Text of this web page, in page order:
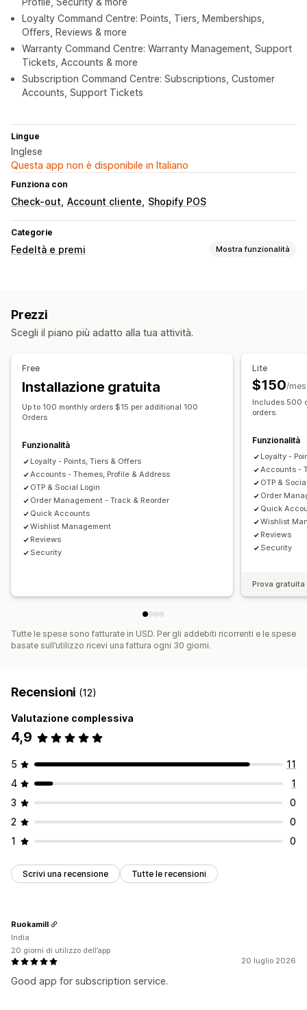
Loyalty Command Centre: Points, Tiers, Memberships,
Offers, Reviews & more
Warranty Command Centre: Warranty Management, Support
Tickets, Accounts & more
Subscription Command Centre: Subscriptions, Customer
Accounts, Support Tickets
Lingue
Inglese
Questa app non è disponibile in Italiano
Funziona con
Check-out Account cliente Shopify POS
Categorie
Fedeltà e premi Mostra funzionalità
Abbonamenti
Prodotti gratuiti
Accesso in esclusiva
Prezzi
Scegli il piano più adatto alla tua attività.
Free
Installazione gratuita
Up to 100 monthly orders $15 per additional 100
Orders
Funzionalità
Loyalty - Points, Tiers & Offers
Accounts - Themes, Profile & Address
OTP & Social Login
Order Management - Track & Reorder
Quick Accounts
Wishlist Management
Reviews
Security
Lite
$150/
Includes 500
orders.
Funzionalità
Loyalty -
Accounts -
OTP &
Order
Quick
Wishlist
Reviews
Security
Prova
Tutte le spese sono fatturate in USD. Per gli addebiti ricorrenti e le spese
basate sull’utilizzo ricevi una fattura ogni 30 giorni.
Recensioni (12)
Valutazione complessiva
4,9
5
11
4
1
3
0
2
0
1
0
Scrivi una recensione Tutte le recensioni
20 luglio 2026
Good app for subscription service.
Ruokamill
India
20 giorni di utilizzo dell’app